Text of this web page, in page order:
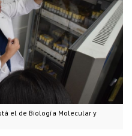
el de Biología Molecular y